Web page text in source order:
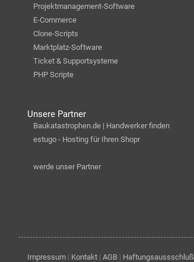
Projektmanagement-Software
E-Commerce
Clone-Scripts
Marktplatz-Software
Ticket & Supportsysteme
PHP Scripte
Unsere Partner
Baukatastrophen.de | Handwerker finden
estugo - Hosting für Ihren Shopr
werde unser Partner
Impressum| Kontakt| AGB| Haftungsaussschluß